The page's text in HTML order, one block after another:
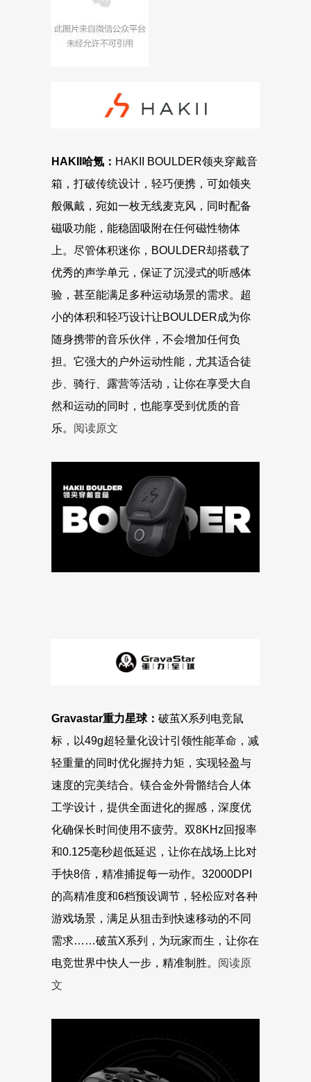
HAKII哈氪 ： HAKII BOULDER领夹穿戴音
箱，打破传统设计，轻巧便携，可如领夹
般佩戴，宛如一枚无线麦克风，同时配备
磁吸功能，能稳固吸附在任何磁性物体
上。尽管体积迷你，BOULDER却搭载了
优秀的声学单元，保证了沉浸式的听感体
验，甚至能满足多种运动场景的需求。超
小的体积和轻巧设计让BOULDER成为你
随身携带的音乐伙伴，不会增加任何负
担。它强大的户外运动性能，尤其适合徒
步、骑行、露营等活动，让你在享受大自
然和运动的同时，也能享受到优质的音
乐。 阅读原文
Gravastar重力星球： 破茧X系列电竞鼠
标，以49g超轻量化设计引领性能革命，减
轻重量的同时优化握持力矩，实现轻盈与
速度的完美结合。镁合金外骨骼结合人体
工学设计，提供全面进化的握感，深度优
化确保长时间使用不疲劳。双8KHz回报率
和0.125毫秒超低延迟，让你在战场上比对
手快8倍，精准捕捉每一动作。32000DPI
的高精准度和6档预设调节，轻松应对各种
游戏场景，满足从狙击到快速移动的不同
需求……破茧X系列，为玩家而生，让你在
电竞世界中快人一步，精准制胜。 阅读原
文